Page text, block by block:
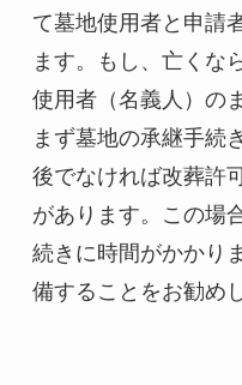
て墓地使用者と申請
ます。もし、亡くな
使用者（名義人）の
まず墓地の承継手続
後でなければ改葬許
があります。この場
続きに時間がかかり
備することをお勧め